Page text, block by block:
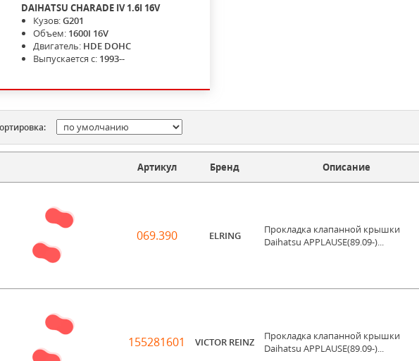
DAIHATSU CHARADE IV 1.6I 16V
Кузов:G201
Объем: 1600I 16V
Двигатель: HDE DOHC
Выпускается с: 1993--
Артикул Бренд Описание
069.390 ELRING
Прокладка клапанной крышки
Daihatsu APPLAUSE(89.09-)...
155281601 VICTOR REINZ
Прокладка клапанной крышки
Daihatsu APPLAUSE(89.09-)...